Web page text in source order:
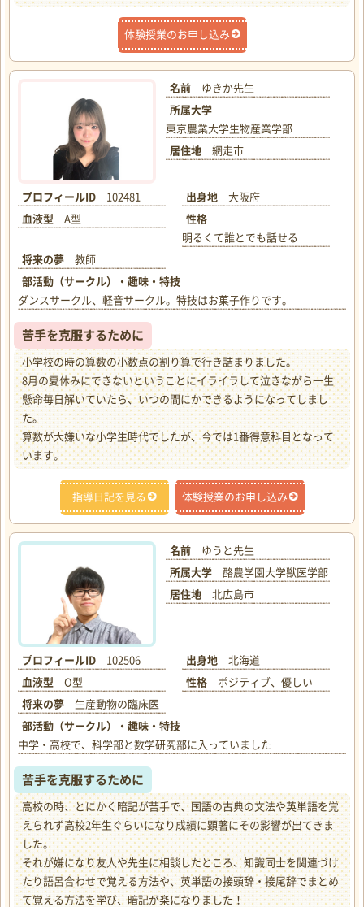
体験授業のお申し込み
名前 ゆきか先生
所属大学
東京農業大学生物産業学部
居住地 網走市
プロフィールID 102481 出身地 大阪府
血液型 A型
性格
明るくて誰とでも話せる
将来の夢 教師
部活動（サークル）・趣味・特技
ダンスサークル、軽音サークル。特技はお菓子作りです。
苦手を克服するために
小学校の時の算数の小数点の割り算で行き詰まりました。
8月の夏休みにできないということにイライラして泣きながら一生
懸命毎日解いていたら、いつの間にかできるようになってしまし
た。
算数が大嫌いな小学生時代でしたが、今では1番得意科目となって
います。
指導日記を見る 体験授業のお申し込み
名前 ゆうと先生
所属大学 酪農学園大学獣医学部
居住地 北広島市
プロフィールID 102506 出身地 北海道
血液型 O型 性格 ポジティブ、優しい
将来の夢 生産動物の臨床医
部活動（サークル）・趣味・特技
中学・高校で、科学部と数学研究部に入っていました
苦手を克服するために
高校の時、とにかく暗記が苦手で、国語の古典の文法や英単語を覚
えられず高校2年生ぐらいになり成績に顕著にその影響が出てきま
した。
それが嫌になり友人や先生に相談したところ、知識同士を関連づけ
たり語呂合わせで覚える方法や、英単語の接頭辞・接尾辞でまとめ
て覚える方法を学び、暗記が楽になりました！